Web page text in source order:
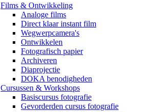
Films & Ontwikkeling
Analoge films
Direct klaar instant film
Wegwerpcamera's
Ontwikkelen
Fotografisch papier
Archiveren
Diaprojectie
DOKA benodigheden
Cursussen & Workshops
Basiscursus fotografie
Gevorderden cursus fotografie